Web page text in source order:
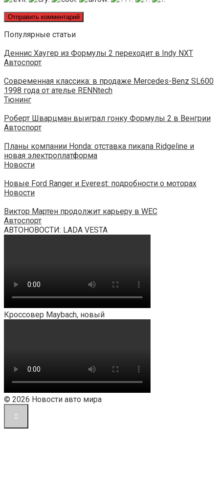
Популярные статьи
Деннис Хаугер из Формулы 2 переходит в Indy NXT
Автоспорт
Современная классика: в продаже Mercedes-Benz SL600
1998 года от ателье RENNtech
Тюнинг
Роберт Шварцман выиграл гонку Формулы 2 в Венгрии
Автоспорт
Планы компании Honda: отставка пикапа Ridgeline и
новая электроплатформа
Новости
Новые Ford Ranger и Everest: подробности о моторах
Новости
Виктор Мартен продолжит карьеру в WEC
Автоспорт
АВТОНОВОСТИ: LADA VESTA
Кроссовер Maybach, новый
© 2026 Новости авто мира